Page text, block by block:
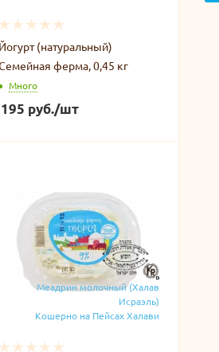
Йогурт (натуральный)
ферма, 0,45 кг
Много
195 руб./шт
Меадрин молочный (Халав
Исраэль)
Кошерно на Пейсах Халави